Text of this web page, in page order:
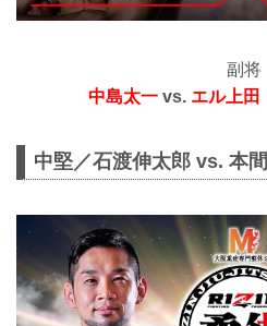
副将
中島太一 vs. エル上田
中堅／石渡伸太郎 vs. 本